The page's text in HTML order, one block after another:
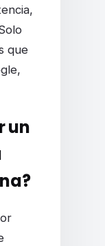
que
un